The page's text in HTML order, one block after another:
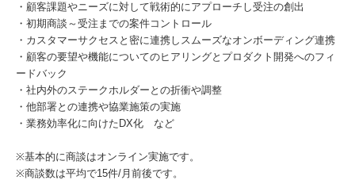
・顧客課題やニーズに対して戦術的にアプローチし受注の創出
・初期商談～受注までの案件コントロール
・カスタマーサクセスと密に連携しスムーズなオンボーディング連携
・顧客の要望や機能についてのヒアリングとプロダクト開発へのフィ
ードバック
・社内外のステークホルダーとの折衝や調整
・他部署との連携や協業施策の実施
・業務効率化に向けたDX化 など
※基本的に商談はオンライン実施です。
※商談数は平均で15件/月前後です。